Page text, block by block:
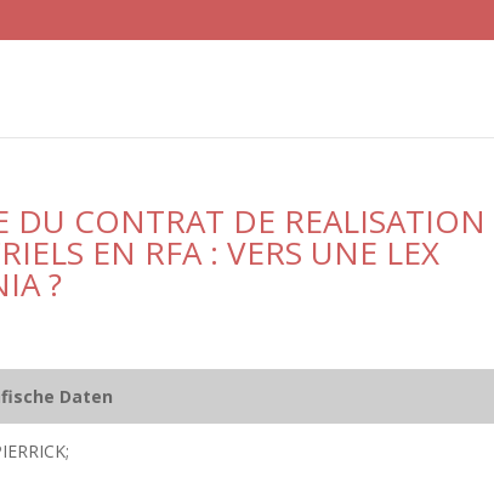
DU CONTRAT DE REALISATION
EN RFA : VERS UNE LEX
?
Daten